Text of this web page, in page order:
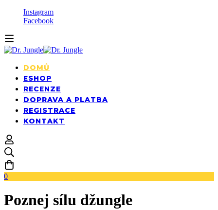
Instagram
Facebook
DOMŮ
ESHOP
RECENZE
DOPRAVA A PLATBA
REGISTRACE
KONTAKT
0
Poznej sílu džungle